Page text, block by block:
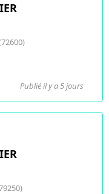
Publié il y a 5 jours